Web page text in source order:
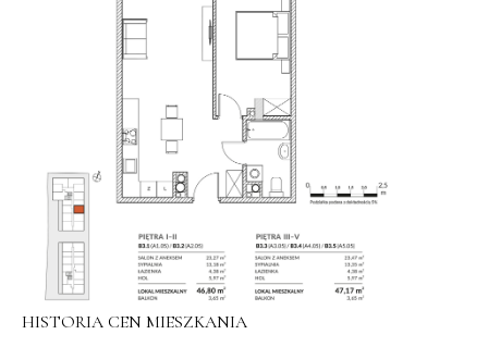
HISTORIA CEN MIESZKANIA